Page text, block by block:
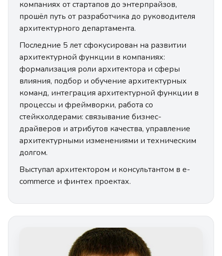
компаниях от стартапов до энтерпрайзов,
прошёл путь от разработчика до руководителя
архитектурного департамента.
Последние 5 лет сфокусирован на развитии
архитектурной функции в компаниях:
формализация роли архитектора и сферы
влияния, подбор и обучение архитектурных
команд, интеграция архитектурной функции в
процессы и фреймворки, работа со
стейкхолдерами: связывание бизнес-
драйверов и атрибутов качества, управление
архитектурными изменениями и техническим
долгом.
Выступал архитектором и консультантом в e-
commerce и финтех проектах.